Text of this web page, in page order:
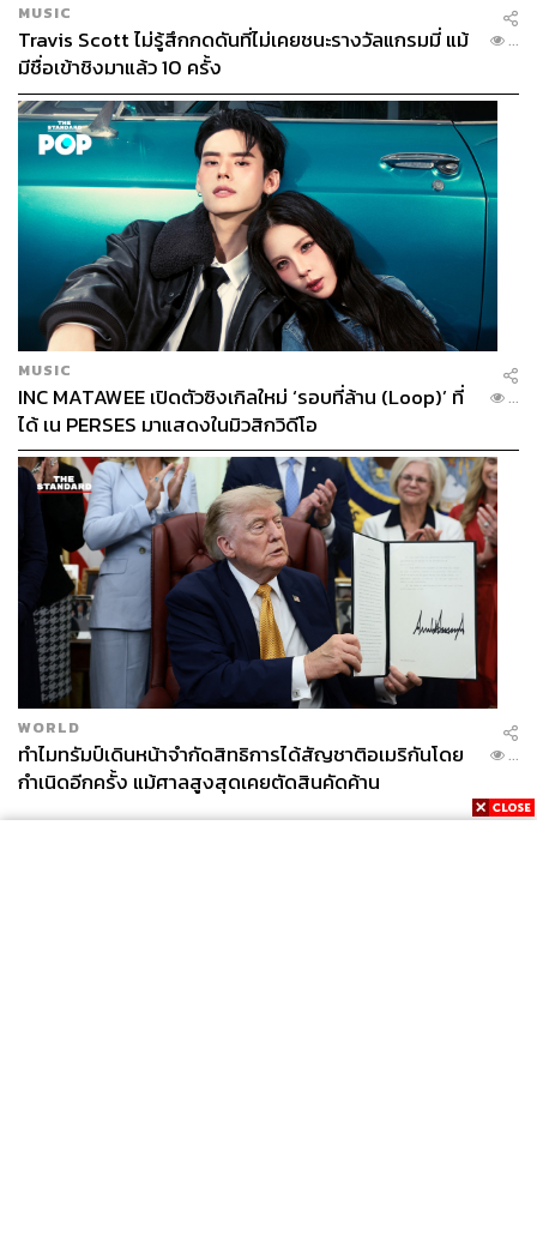
MUSIC
Travis Scott ไม่รู้สึกกดดันที่ไม่เคยชนะรางวัลแกรมมี่ แม้
มีชื่อเข้าชิงมาแล้ว 10 ครั้ง
...
MUSIC
INC MATAWEE เปิดตัวซิงเกิลใหม่ ‘รอบที่ล้าน (Loop)’ ที่
ได้ เน PERSES มาแสดงในมิวสิกวิดีโอ
...
WORLD
ทำไมทรัมป์เดินหน้าจำกัดสิทธิการได้สัญชาติอเมริกันโดย
กำเนิดอีกครั้ง แม้ศาลสูงสุดเคยตัดสินคัดค้าน
...